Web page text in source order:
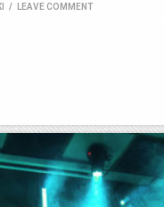
/ LEAVE COMMENT